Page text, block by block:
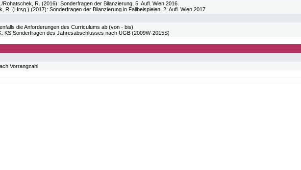
Rohatschek, R. (2016): Sonderfragen der Bilanzierung, 5. Aufl. Wien 2016.
R. (Hrsg.) (2017): Sonderfragen der Bilanzierung in Fallbeispielen, 2. Aufl. Wien 2017.
die Anforderungen des Curriculums ab (von - bis)
KS Sonderfragen des Jahresabschlusses nach UGB (2009W-2015S)
Vorrangzahl